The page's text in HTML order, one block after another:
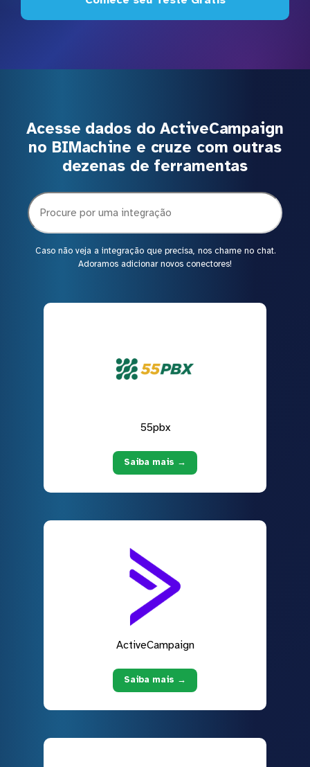
Acesse dados do ActiveCampaign
no BIMachine e cruze com outras
dezenas de ferramentas
Caso não veja a integração que precisa, nos chame no chat.
Adoramos adicionar novos conectores!
55pbx
Saiba mais →
ActiveCampaign
Saiba mais →